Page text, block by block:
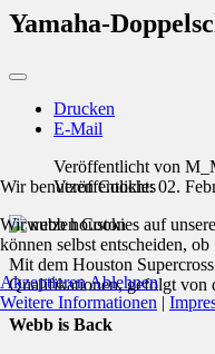
Yamaha-
Drucken
E-Mail
Veröffentlicht von
Veröffentlicht: 02.
Mit dem Houston
Qualifikationen, gefolgt von
Webb is Back
Wir benutzen Cookies
Wir nutzen Cookies auf
können selbst entscheiden,
AkzeptierenAblehnen
Weitere Informationen |